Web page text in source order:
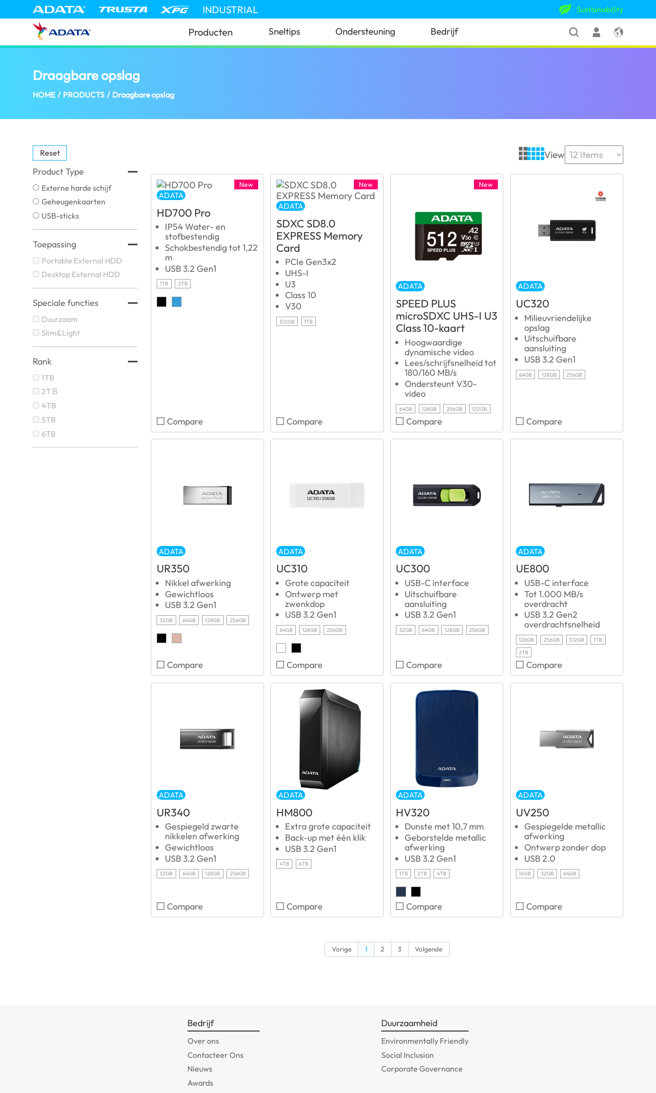
INDUSTRIAL Sustainability
Producten Sneltips Ondersteuning Bedrijf
Draagbare opslag
HOME / PRODUCTS / Draagbare opslag
Reset
Product Type
Externe harde schijf
Geheugenkaarten
USB-sticks
Toepassing
Portable External HDD
Desktop External HDD
Speciale functies
Duurzaam
Slim&Light
Rank
1TB
2TＢ
4TB
5TB
6TB
View
New
ADATA
HD700 Pro
IP54 Water- en
stofbestendig
Schokbestendig tot 1,22
m
USB 3.2 Gen1
1TB 2TB
Compare
New
ADATA
SDXC SD8.0
EXPRESS Memory
Card
PCIe Gen3x2
UHS-I
U3
Class 10
V30
512GB 1TB
Compare
New
ADATA
SPEED PLUS
microSDXC UHS-I U3
Class 10-kaart
Hoogwaardige
dynamische video
Lees/schrijfsnelheid tot
180/160 MB/s
Ondersteunt V30-
video
64GB 128GB 256GB 512GB
Compare
ADATA
UC320
Milieuvriendelijke
opslag
Uitschuifbare
aansluiting
USB 3.2 Gen1
64GB 128GB 256GB
Compare
ADATA
UR350
Nikkel afwerking
Gewichtloos
USB 3.2 Gen1
32GB 64GB 128GB 256GB
Compare
ADATA
UC310
Grote capaciteit
Ontwerp met
zwenkdop
USB 3.2 Gen1
64GB 128GB 256GB
Compare
ADATA
UC300
USB-C interface
Uitschuifbare
aansluiting
USB 3.2 Gen1
32GB 64GB 128GB 256GB
Compare
ADATA
UE800
USB-C interface
Tot 1.000 MB/s
overdracht
USB 3.2 Gen2
overdrachtsnelheid
128GB 256GB 512GB
1TB
2TB
Compare
ADATA
UR340
Gespiegeld zwarte
nikkelen afwerking
Gewichtloos
USB 3.2 Gen1
32GB 64GB 128GB 256GB
Compare
ADATA
HM800
Extra grote capaciteit
Back-up met één klik
USB 3.2 Gen1
4TB 6TB
Compare
ADATA
HV320
Dunste met 10,7 mm
Geborstelde metallic
afwerking
USB 3.2 Gen1
1TB 2TB 4TB
Compare
ADATA
UV250
Gespiegelde metallic
afwerking
Ontwerp zonder dop
USB 2.0
16GB 32GB 64GB
Compare
Vorige 1 2 3 Volgende
Bedrijf
Over ons
Contacteer Ons
Nieuws
Awards
Duurzaamheid
Environmentally Friendly
Social Inclusion
Corporate Governance